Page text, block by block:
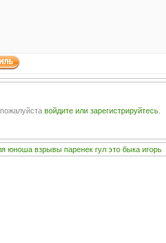
войдите или зарегистрируйтесь.
юноша взрывы паренек гул это быка игорь